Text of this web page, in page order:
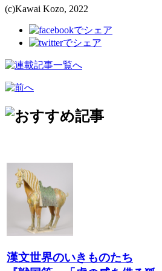
(c)Kawai Kozo, 2022
漢文世界のいきものたち